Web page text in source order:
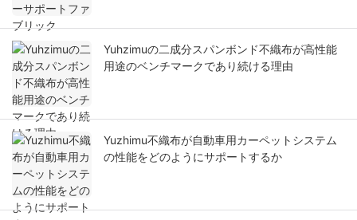
Yuhzimuの二成分スパンボンド不織布が高性能
用途のベンチマークであり続ける理由
Yuzhimu不織布が自動車用カーペットシステム
の性能をどのようにサポートするか